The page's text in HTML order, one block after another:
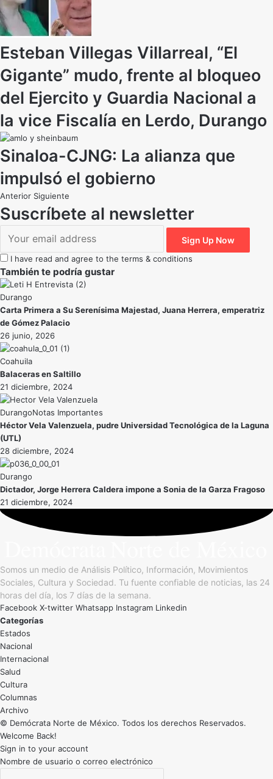
Esteban Villegas Villarreal, “El
Gigante” mudo, frente al bloqueo
del Ejercito y Guardia Nacional a
la vice Fiscalía en Lerdo, Durango
Sinaloa-CJNG: La alianza que
impulsó el gobierno
Anterior Siguiente
Suscríbete al newsletter
I have read and agree to the terms & conditions
También te podría gustar
Durango
Carta Primera a Su Serenísima Majestad, Juana Herrera, emperatriz
de Gómez Palacio
26 junio, 2026
Coahuila
Balaceras en Saltillo
21 diciembre, 2024
DurangoNotas Importantes
Héctor Vela Valenzuela, pudre Universidad Tecnológica de la Laguna
(UTL)
28 diciembre, 2024
Durango
Dictador, Jorge Herrera Caldera impone a Sonia de la Garza Fragoso
21 diciembre, 2024
Somos un medio de Análisis Político, Información, Movimientos
Sociales, Cultura y Sociedad. Tu fuente confiable de noticias, las 24
horas del día, los 7 días de la semana.
Facebook X-twitter Whatsapp Instagram Linkedin
Categorías
Estados
Nacional
Internacional
Salud
Cultura
Archivo
© Demócrata Norte de México. Todos los derechos Reservados.
Welcome Back!
Sign in to your account
Nombre de usuario o correo electrónico